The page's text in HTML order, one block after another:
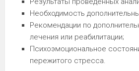
Необходимость
Рекомендации по
лечения или реабилитации;
Психоэмоциональное
пережитого стресса.